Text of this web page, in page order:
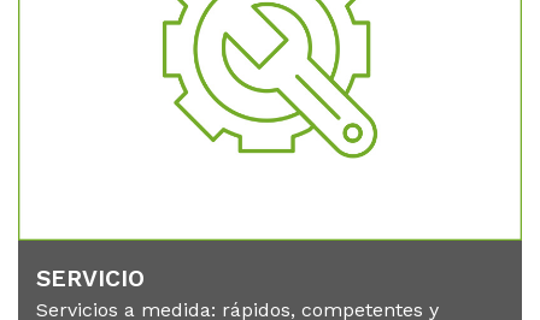
SER­VICIO
Servicios a medida: rápidos, competentes y